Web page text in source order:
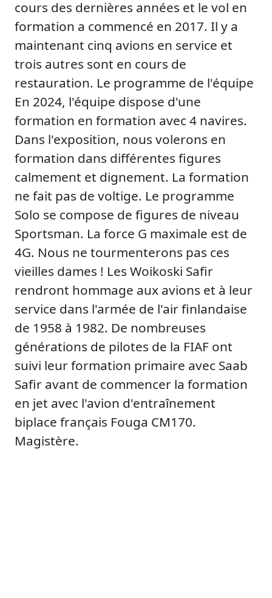
cours des dernières années et le vol en
formation a commencé en 2017. Il y a
maintenant cinq avions en service et
trois autres sont en cours de
restauration. Le programme de l'équipe
En 2024, l'équipe dispose d'une
formation en formation avec 4 navires.
Dans l'exposition, nous volerons en
formation dans différentes figures
calmement et dignement. La formation
ne fait pas de voltige. Le programme
Solo se compose de figures de niveau
Sportsman. La force G maximale est de
4G. Nous ne tourmenterons pas ces
vieilles dames ! Les Woikoski Safir
rendront hommage aux avions et à leur
service dans l'armée de l'air finlandaise
de 1958 à 1982. De nombreuses
générations de pilotes de la FIAF ont
suivi leur formation primaire avec Saab
Safir avant de commencer la formation
en jet avec l'avion d'entraînement
biplace français Fouga CM170.
Magistère.